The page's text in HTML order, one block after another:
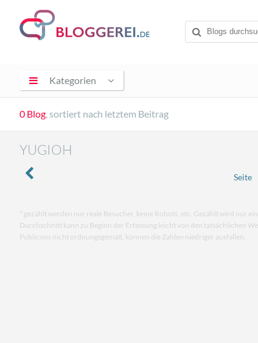
Kategorien
0 Blog, sortiert nach letztem Beitrag
YUGIOH
Seite
* gezählt werden nur reale Besucher, keine Robots, etc. Gezählt wird nur
Durchschnitt kann zu Beginn der Erfassung leicht von den tatsächlichen
Publicons nicht ordnungsgemäß, können die Zahlen niedriger ausfallen.